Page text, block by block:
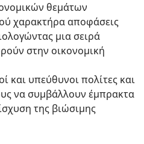
θεμάτων
χαρακτήρα αποφάσεις
μια σειρά
στην οικονομική
και υπεύθυνοι πολίτες και
να συμβάλλουν έμπρακτα
της βιώσιμης